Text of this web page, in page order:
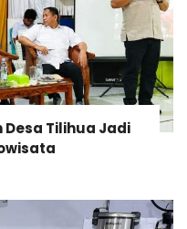
Tilihua Jadi